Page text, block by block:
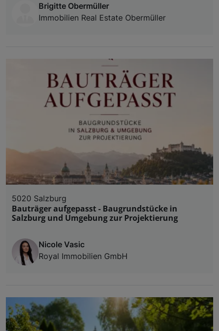
Brigitte Obermüller
Immobilien Real Estate Obermüller
5020 Salzburg
Bauträger aufgepasst - Baugrundstücke in
Salzburg und Umgebung zur Projektierung
Nicole Vasic
Royal Immobilien GmbH